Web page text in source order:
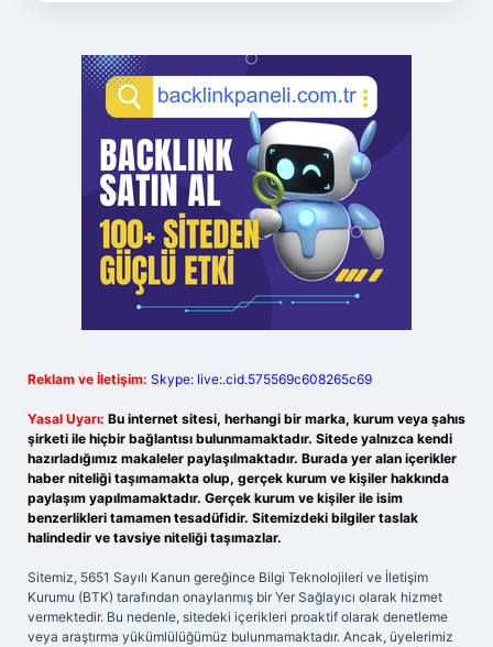
Reklam ve İletişim: Skype: live:.cid.575569c608265c69
Yasal Uyarı: Bu internet sitesi, herhangi bir marka, kurum veya şahıs
şirketi ile hiçbir bağlantısı bulunmamaktadır. Sitede yalnızca kendi
hazırladığımız makaleler paylaşılmaktadır. Burada yer alan içerikler
haber niteliği taşımamakta olup, gerçek kurum ve kişiler hakkında
paylaşım yapılmamaktadır. Gerçek kurum ve kişiler ile isim
benzerlikleri tamamen tesadüfidir. Sitemizdeki bilgiler taslak
halindedir ve tavsiye niteliği taşımazlar.
Sitemiz, 5651 Sayılı Kanun gereğince Bilgi Teknolojileri ve İletişim
Kurumu (BTK) tarafından onaylanmış bir Yer Sağlayıcı olarak hizmet
vermektedir. Bu nedenle, sitedeki içerikleri proaktif olarak denetleme
veya araştırma yükümlülüğümüz bulunmamaktadır. Ancak, üyelerimiz